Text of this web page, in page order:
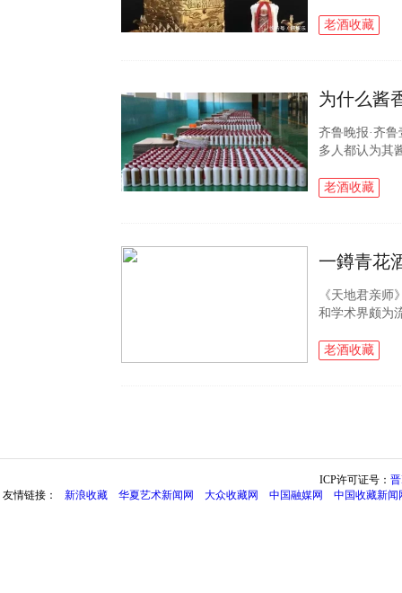
先生以1070...
老酒收藏
为什么酱
齐鲁晚报·齐
多人都认为其
基础知识。酱
老酒收藏
一鐏青花
《天地君亲
和学术界颇为
祭圣贤等民间
老酒收藏
ICP许可证号：
友情链接：
新浪收藏 华夏艺术新闻网 大众收藏网 中国融媒网 中国收藏新闻